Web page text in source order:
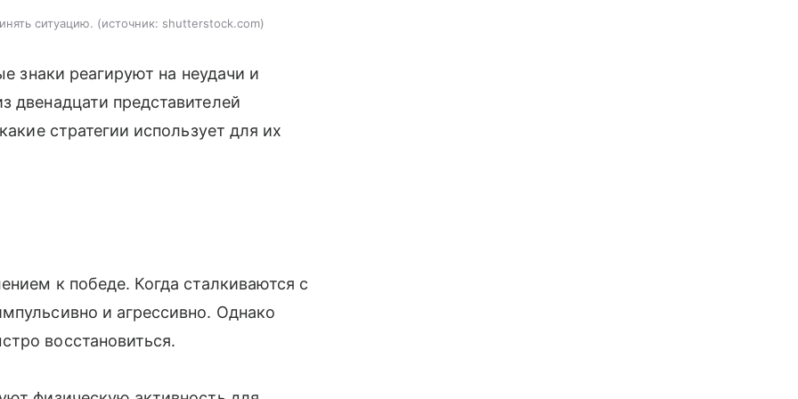
ситуацию. источник: shutterstock.com
знаки реагируют на неудачи и
представителей
стратегии использует для их
к победе. Когда сталкиваются с
и агрессивно. Однако
восстановиться.